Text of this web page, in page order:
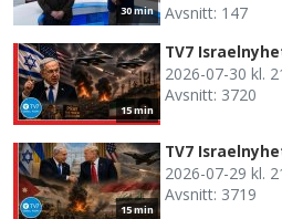
30 min
Avsnitt: 147
15 min
TV7
2026-07-30 kl.
Avsnitt: 3720
15 min
TV7
2026-07-29 kl.
Avsnitt: 3719